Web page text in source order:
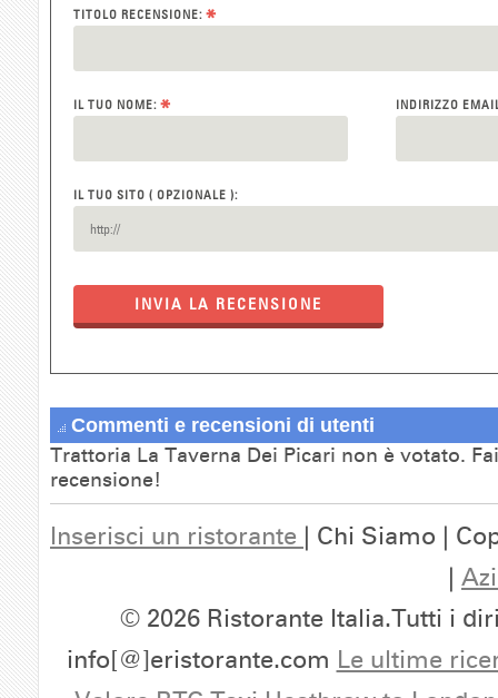
TITOLO RECENSIONE: *
IL TUO NOME: * INDIRIZZO
IL TUO SITO ( OPZIONALE ):
INVIA LA RECENSIONE
Commenti e recensioni di utenti
Trattoria La Taverna Dei Picari non è votato.
recensione!
Inserisci un ristorante | Chi Siamo |
|
© 2026 Ristorante Italia.Tutti i
info[@]eristorante.com Le ultime